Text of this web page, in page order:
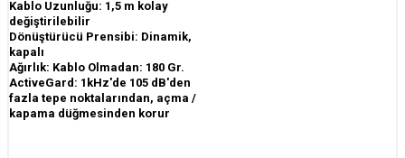
Kablo Uzunluğu: 1,5 m kolay
değiştirilebilir
Dönüştürücü Prensibi: Dinamik,
kapalı
Ağırlık: Kablo Olmadan: 180 Gr.
ActiveGard: 1kHz'de 105 dB'den
fazla tepe noktalarından, açma /
kapama düğmesinden korur